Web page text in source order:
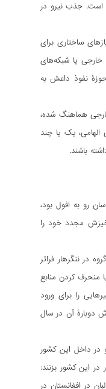
است. جذب نیرو در
ساختاری برای
خارجی یا شبکه‌های
نفوذ داعش به
هماهنگ شده،
یک یا چند
باشند.
بیرونی خود را گسترش داده است. در اوایل سال 2020 که داعش خراسان رو به افول بود،
خیزش مجدد خود را
در ننگرهار فراتر
منحرف کردن منابع
را برای ورود
دوبارۀ آن در سال
در داخل این کشور
در این کشور بزنند:
در افغانستان در